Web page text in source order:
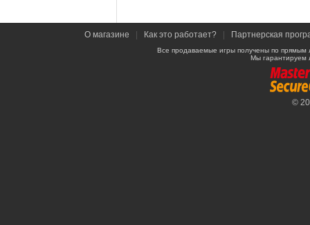
О магазине Как это работает? Партнерская
Все продаваемые игры получены по
Мы гарантируем
©